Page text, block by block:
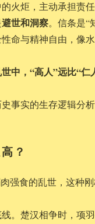
火炬，主动承担责任
避世和洞察。信条是“
命与精神自由，像水
中，“高人”远比“仁
事实的生存逻辑分析
？
强食的乱世，这种刚
。楚汉相争时，项